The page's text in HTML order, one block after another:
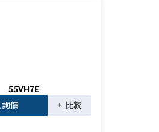
55VH7E
價
+ 比較